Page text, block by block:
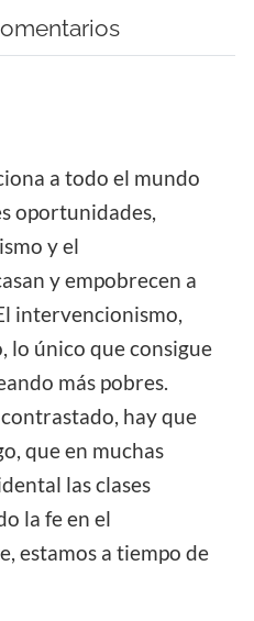
a todo el mundo
oportunidades,
y el
y empobrecen a
intervencionismo,
lo único que consigue
más pobres.
hay que
que en muchas
las clases
la fe en el
estamos a tiempo de